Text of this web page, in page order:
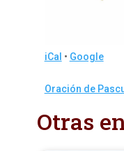
iCal • Google
More
about
Oración de
Otras